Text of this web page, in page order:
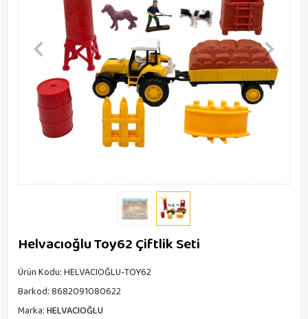
Helvacıoğlu Toy62 Çiftlik Seti
Ürün Kodu:HELVACIOĞLU-TOY62
Barkod:8682091080622
Marka:HELVACIOĞLU